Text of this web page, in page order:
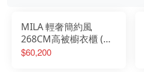
MILA 輕奢簡約風
268CM高被櫥衣櫃 (單
長吊+雙門+三抽+轉角
$60,200